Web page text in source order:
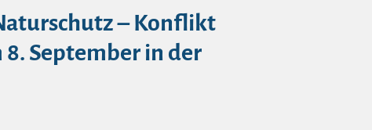
– Konflikt
8. September in der